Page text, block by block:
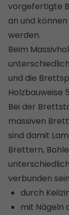
vorgefertigte
an und
werden.
Beim
und die
Holzbauweise
Bei der
massiven
sind damit
Brettern,
verbunden
durch
mit Nägeln